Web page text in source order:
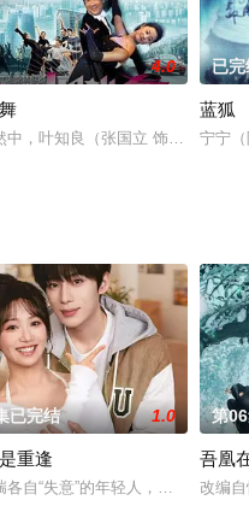
，既有少女郊游遭遇多维空间
4.0
中，叶知良（张国立 饰）结识了
已完
蓝狐
宁宁
报国的故事。甲午战争后，国家
已完结 1.0
重逢
各自“失意”的年轻人，在沿海小
第
吾凰
改编